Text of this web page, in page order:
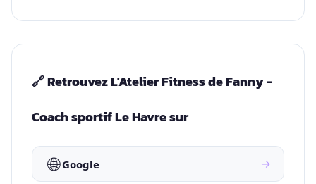
🔗 Retrouvez L'Atelier Fitness de Fanny -
Coach sportif Le Havre sur
🌐 Google →